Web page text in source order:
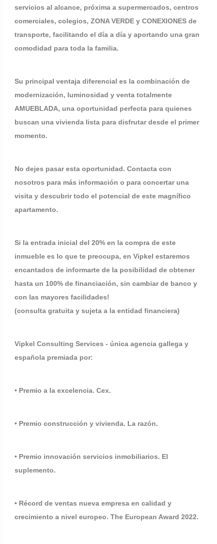
servicios al alcance, próxima a supermercados, centros
comerciales, colegios, ZONA VERDE y CONEXIONES de
transporte, facilitando el día a día y aportando una gran
comodidad para toda la familia.
Su principal ventaja diferencial es la combinación de
modernización, luminosidad y venta totalmente
AMUEBLADA, una oportunidad perfecta para quienes
buscan una vivienda lista para disfrutar desde el primer
momento.
No dejes pasar esta oportunidad. Contacta con
nosotros para más información o para concertar una
visita y descubrir todo el potencial de este magnífico
apartamento.
Si la entrada inicial del 20% en la compra de este
inmueble es lo que te preocupa, en Vipkel estaremos
encantados de informarte de la posibilidad de obtener
hasta un 100% de financiación, sin cambiar de banco y
con las mayores facilidades!
(consulta gratuita y sujeta a la entidad financiera)
Vipkel Consulting Services - única agencia gallega y
española premiada por:
• Premio a la excelencia. Cex.
• Premio construcción y vivienda. La razón.
• Premio innovación servicios inmobiliarios. El
suplemento.
• Récord de ventas nueva empresa en calidad y
crecimiento a nivel europeo. The European Award 2022.